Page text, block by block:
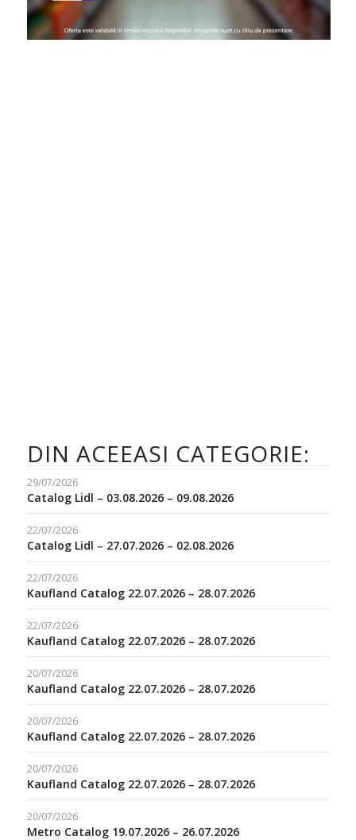
DIN ACEEASI CATEGORIE:
29/07/2026
Catalog Lidl – 03.08.2026 – 09.08.2026
22/07/2026
Catalog Lidl – 27.07.2026 – 02.08.2026
22/07/2026
Kaufland Catalog 22.07.2026 – 28.07.2026
22/07/2026
Kaufland Catalog 22.07.2026 – 28.07.2026
20/07/2026
Kaufland Catalog 22.07.2026 – 28.07.2026
20/07/2026
Kaufland Catalog 22.07.2026 – 28.07.2026
20/07/2026
Kaufland Catalog 22.07.2026 – 28.07.2026
20/07/2026
Metro Catalog 19.07.2026 – 26.07.2026